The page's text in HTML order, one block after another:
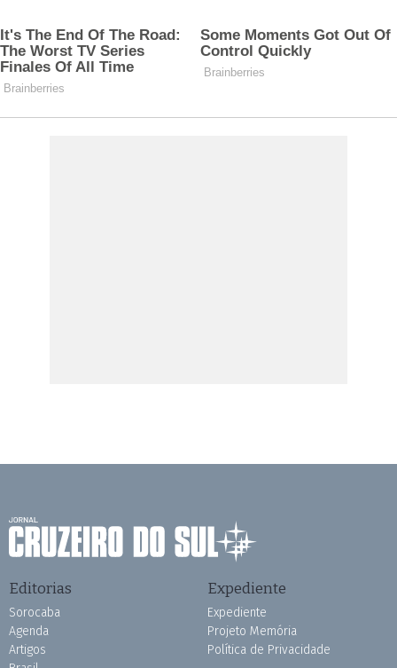
Editorias
Sorocaba
Agenda
Artigos
Expediente
Expediente
Projeto Memória
Política de Privacidade